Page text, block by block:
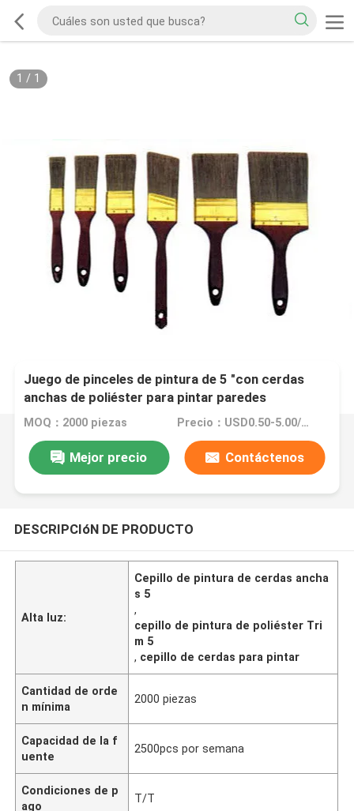
1 / 1
Juego de pinceles de pintura de 5 "con cerdas
anchas de poliéster para pintar paredes
MOQ：2000 piezas Precio：USD0.50-5.00/Pc
Mejor precio Contáctenos
DESCRIPCIóN DE PRODUCTO
Alta luz:
Cepillo de pintura de cerdas ancha
s 5
,
cepillo de pintura de poliéster Tri
m 5
, cepillo de cerdas para pintar
Cantidad de orde
n mínima
2000 piezas
Capacidad de la f
uente
2500pcs por semana
Condiciones de p
ago
T/T